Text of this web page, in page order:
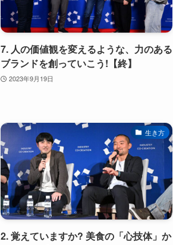
7. 人の価値観を変えるような、力のある
ブランドを創っていこう!【終】
2023年9月19日
生き方
2. 覚えていますか? 美食の「心技体」か